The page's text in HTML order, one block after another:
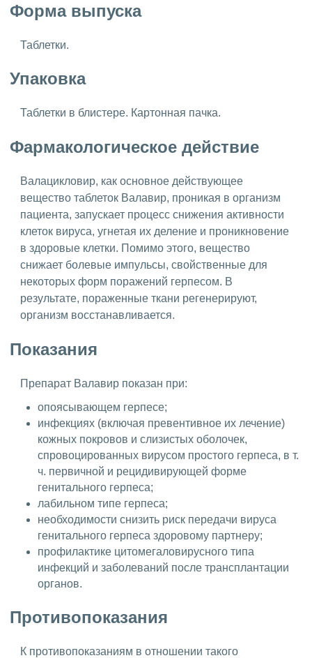
Форма выпуска
Таблетки.
Упаковка
Таблетки в блистере. Картонная пачка.
Фармакологическое действие
Валацикловир, как основное действующее
вещество таблеток Валавир, проникая в организм
пациента, запускает процесс снижения активности
клеток вируса, угнетая их деление и проникновение
в здоровые клетки. Помимо этого, вещество
снижает болевые импульсы, свойственные для
некоторых форм поражений герпесом. В
результате, пораженные ткани регенерируют,
организм восстанавливается.
Показания
Препарат Валавир показан при:
опоясывающем герпесе;
инфекциях (включая превентивное их лечение)
кожных покровов и слизистых оболочек,
спровоцированных вирусом простого герпеса, в т.
ч. первичной и рецидивирующей форме
генитального герпеса;
лабильном типе герпеса;
необходимости снизить риск передачи вируса
генитального герпеса здоровому партнеру;
профилактике цитомегаловирусного типа
инфекций и заболеваний после трансплантации
органов.
Противопоказания
К противопоказаниям в отношении такого